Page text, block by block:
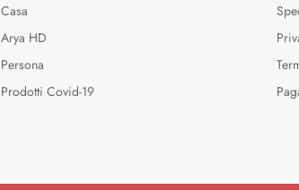
Casa
Arya HD
Persona
Prodotti Covid-19